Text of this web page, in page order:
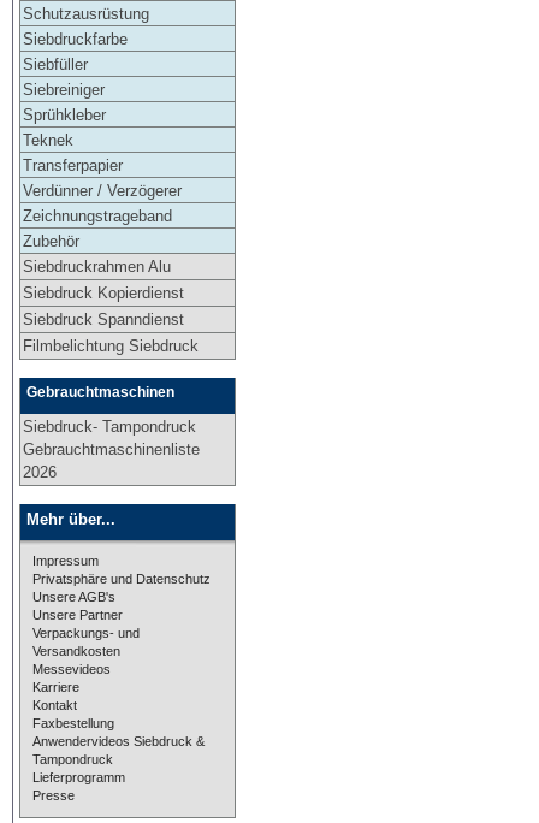
Schutzausrüstung
Siebdruckfarbe
Siebfüller
Siebreiniger
Sprühkleber
Teknek
Transferpapier
Verdünner / Verzögerer
Zeichnungstrageband
Zubehör
Siebdruckrahmen Alu
Siebdruck Kopierdienst
Siebdruck Spanndienst
Filmbelichtung Siebdruck
Gebrauchtmaschinen
Siebdruck- Tampondruck
Gebrauchtmaschinenliste
2026
Mehr über...
Impressum
Privatsphäre und Datenschutz
Unsere AGB's
Unsere Partner
Verpackungs- und
Versandkosten
Messevideos
Karriere
Kontakt
Faxbestellung
Anwendervideos Siebdruck &
Tampondruck
Lieferprogramm
Presse